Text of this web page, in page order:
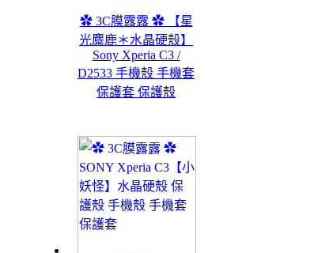
✿ 3C膜露露 ✿ 【星
光麋鹿＊水晶硬殼】
Sony Xperia C3 /
D2533 手機殼 手機套
保護套 保護殼